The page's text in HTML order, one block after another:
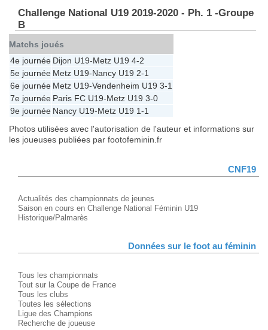
Challenge National U19 2019-2020 - Ph. 1 -Groupe
B
Matchs joués
4e journée Dijon U19-Metz U19 4-2
5e journée Metz U19-Nancy U19 2-1
6e journée Metz U19-Vendenheim U19 3-1
7e journée Paris FC U19-Metz U19 3-0
9e journée Nancy U19-Metz U19 1-1
Photos utilisées avec l'autorisation de l'auteur et informations sur
les joueuses publiées par footofeminin.fr
CNF19
Actualités des championnats de jeunes
Saison en cours en Challenge National Féminin U19
Historique/Palmarès
Données sur le foot au féminin
Tous les championnats
Tout sur la Coupe de France
Tous les clubs
Toutes les sélections
Ligue des Champions
Recherche de joueuse